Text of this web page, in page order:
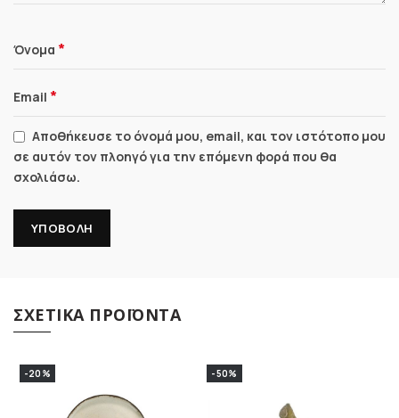
Όνομα *
Email *
Αποθήκευσε το όνομά μου, email, και τον ιστότοπο μου
σε αυτόν τον πλοηγό για την επόμενη φορά που θα
σχολιάσω.
ΣΧΕΤΙΚΆ ΠΡΟΪΌΝΤΑ
-20% -50%